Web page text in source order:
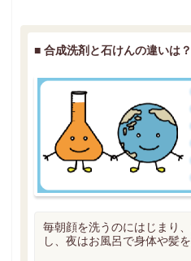
■ 合成洗剤と石けんの違いは？
毎朝顔を洗うのにはじまり
し、夜はお風呂で身体や髪を